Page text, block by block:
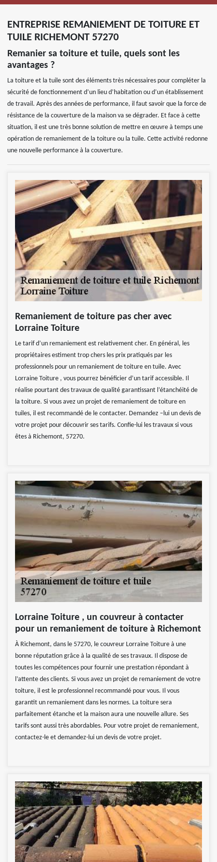
ENTREPRISE REMANIEMENT DE TOITURE ET
TUILE RICHEMONT 57270
Remanier sa toiture et tuile, quels sont les
avantages ?
La toiture et la tuile sont des éléments très nécessaires pour compléter la
sécurité de fonctionnement d’un lieu d’habitation ou d’un établissement
de travail. Après des années de performance, il faut savoir que la force de
résistance de la couverture de la maison va se dégrader. Et face à cette
situation, il est une très bonne solution de mettre en œuvre à temps une
opération de remaniement de la toiture ou la tuile. Cette activité redonne
une nouvelle performance à la couverture.
Remaniement de toiture pas cher avec
Lorraine Toiture
Le tarif d’un remaniement est relativement cher. En général, les
propriétaires estiment trop chers les prix pratiqués par les
professionnels pour un remaniement de toiture en tuile. Avec
Lorraine Toiture , vous pourrez bénéficier d’un tarif accessible. Il
réalise pourtant des travaux de qualité garantissant l’étanchéité de
la toiture. Si vous avez un projet de remaniement de toiture en
tuiles, il est recommandé de le contacter. Demandez –lui un devis de
votre projet pour découvrir ses tarifs. Confie-lui les travaux si vous
êtes à Richemont, 57270.
Lorraine Toiture , un couvreur à contacter
pour un remaniement de toiture à Richemont
À Richemont, dans le 57270, le couvreur Lorraine Toiture à une
bonne réputation grâce à la qualité de ses travaux. Il dispose de
toutes les compétences pour fournir une prestation répondant à
l’attente des clients. Si vous avez un projet de remaniement de votre
toiture, il est le professionnel recommandé pour vous. Il vous
garantit un remaniement dans les normes. La toiture sera
parfaitement étanche et la maison aura une nouvelle allure. Ses
tarifs sont aussi très abordables. Pour votre projet de remaniement,
contactez-le et demandez-lui un devis de votre projet.